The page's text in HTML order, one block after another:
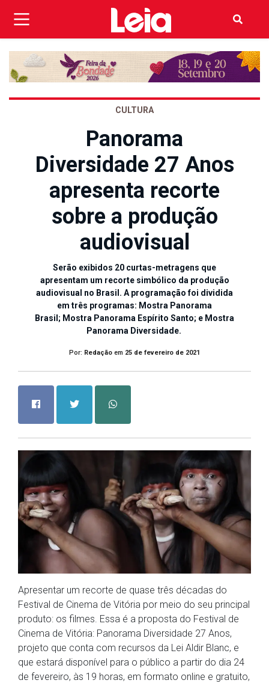
CULTURA
Panorama
Diversidade 27 Anos
apresenta recorte
sobre a produção
audiovisual
Serão exibidos 20 curtas-metragens que
apresentam um recorte simbólico da produção
audiovisual no Brasil. A programação foi dividida
em três programas: Mostra Panorama
Brasil; Mostra Panorama Espírito Santo; e Mostra
Panorama Diversidade.
Por: Redação em 25 de fevereiro de 2021
Apresentar um recorte de quase três décadas do
Festival de Cinema de Vitória por meio do seu principal
produto: os filmes. Essa é a proposta do Festival de
Cinema de Vitória: Panorama Diversidade 27 Anos,
projeto que conta com recursos da Lei Aldir Blanc, e
que estará disponível para o público a partir do dia 24
de fevereiro, às 19 horas, em formato online e gratuito,